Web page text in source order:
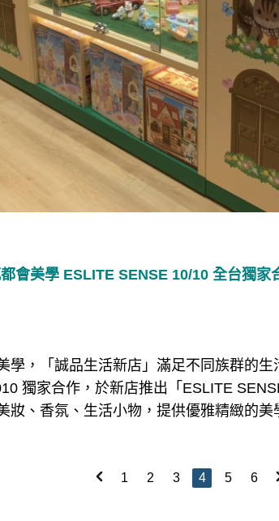
會美學 ESLITE SENSE 10/10 全台獨家
學，「誠品生活新店」滿足不同族群的
獨家合作，於新店推出「ESLITE
妝、香氛、生活小物，提供優雅精緻的美
1 2 3 4 5 6